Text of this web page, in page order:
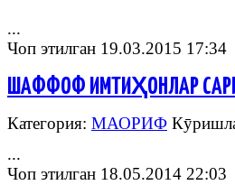
...
Чоп этилган 19.03.2015 17:34
ШАФФОФ ИМТИҲОНЛАР
Категория: МАОРИФ
...
Чоп этилган 18.05.2014 22:03